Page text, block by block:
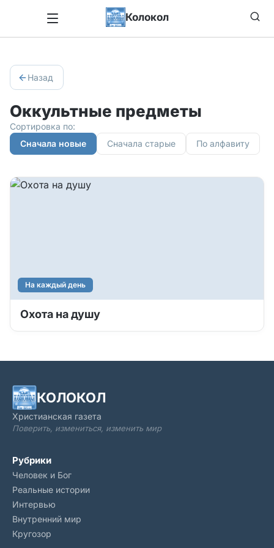
Колокол
Назад
Оккультные предметы
Сортировка по:
Сначала новые
Сначала старые По алфавиту
На каждый день
Охота на душу
КОЛОКОЛ
Христианская газета
Поверить, измениться, изменить мир
Рубрики
Человек и Бог
Реальные истории
Интервью
Внутренний мир
Кругозор